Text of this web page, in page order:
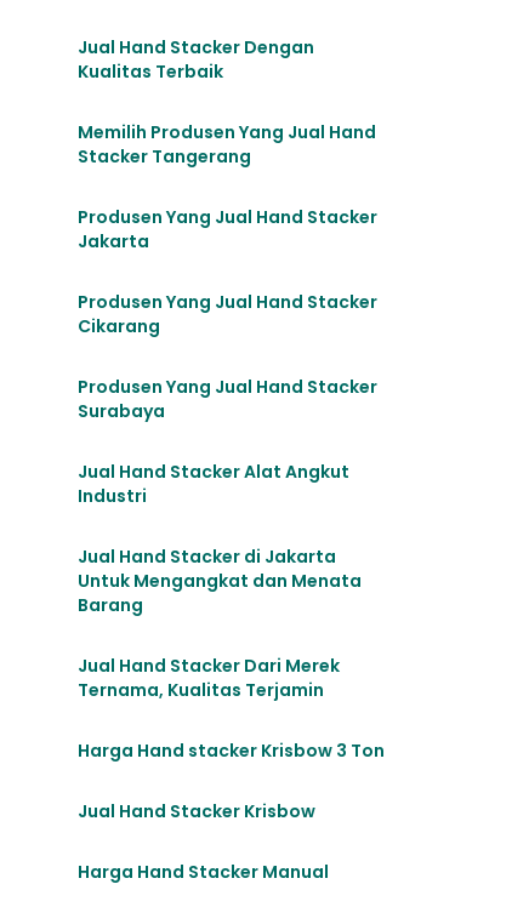
Jual Hand Stacker Dengan
Kualitas Terbaik
Memilih Produsen Yang Jual Hand
Stacker Tangerang
Produsen Yang Jual Hand Stacker
Jakarta
Produsen Yang Jual Hand Stacker
Cikarang
Produsen Yang Jual Hand Stacker
Surabaya
Jual Hand Stacker Alat Angkut
Industri
Jual Hand Stacker di Jakarta
Untuk Mengangkat dan Menata
Barang
Jual Hand Stacker Dari Merek
Ternama, Kualitas Terjamin
Harga Hand stacker Krisbow 3 Ton
Jual Hand Stacker Krisbow
Harga Hand Stacker Manual